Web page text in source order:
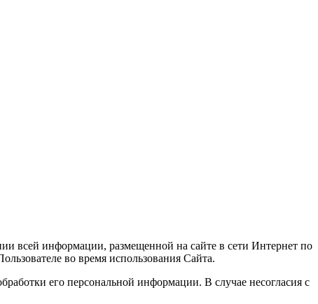
всей информации, размещенной на сайте в сети Интернет по
во время использования Сайта.
его персональной информации. В случае несогласия с